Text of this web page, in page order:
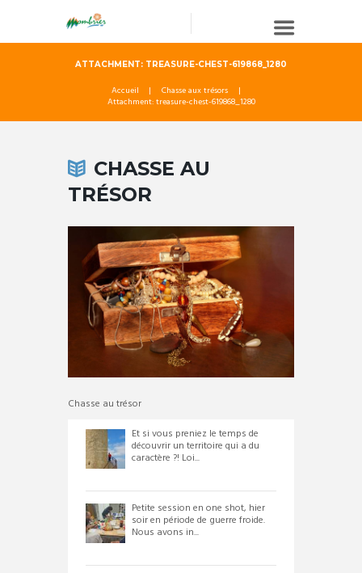
ATTACHMENT: TREASURE-CHEST-619868_1280
Accueil
Chasse aux trésors
Attachment: treasure-chest-619868_1280
CHASSE AU
TRÉSOR
Chasse au trésor
Et si vous preniez le temps de
découvrir un territoire qui a du
caractère ?! Loi...
Petite session en one shot, hier
soir en période de guerre froide.
Nous avons in...